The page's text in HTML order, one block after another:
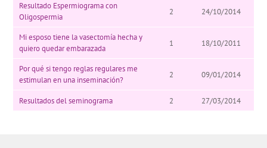
Resultado Espermiograma con
Oligospermia
2 24/10/2014
Mi esposo tiene la vasectomía hecha y
quiero quedar embarazada
1 18/10/2011
Por qué si tengo reglas regulares me
estimulan en una inseminación?
2 09/01/2014
Resultados del seminograma 2 27/03/2014